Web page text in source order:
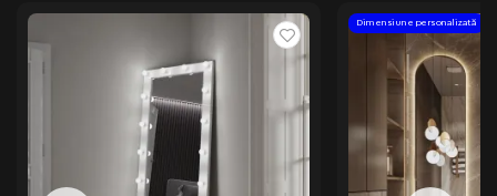
Dimensiune personalizată